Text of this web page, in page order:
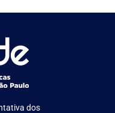
dos